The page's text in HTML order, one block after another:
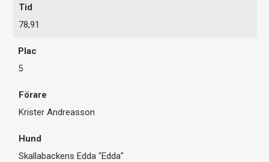
78,91
5
Krister Andreasson
Skallabackens Edda "Edda"